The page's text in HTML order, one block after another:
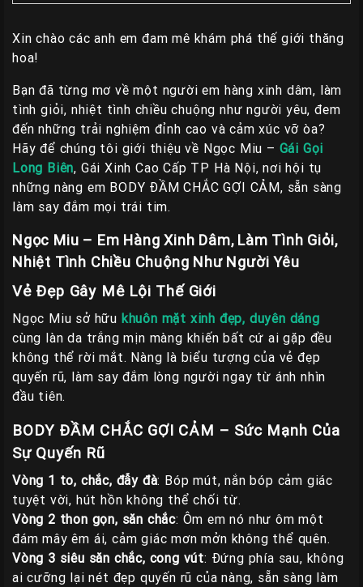
Xin chào các anh em đam mê khám phá thế giới thăng
hoa!
Bạn đã từng mơ về một người em hàng xinh dâm, làm
tình giỏi, nhiệt tình chiều chuộng như người yêu, đem
đến những trải nghiệm đỉnh cao và cảm xúc vỡ òa?
Hãy để chúng tôi giới thiệu về Ngọc Miu – Gái Gọi
Long Biên, Gái Xinh Cao Cấp TP Hà Nội, nơi hội tụ
những nàng em BODY ĐẦM CHẮC GỢI CẢM, sẵn sàng
làm say đắm mọi trái tim.
Ngọc Miu – Em Hàng Xinh Dâm, Làm Tình Giỏi,
Nhiệt Tình Chiều Chuộng Như Người Yêu
Vẻ Đẹp Gây Mê Lội Thế Giới
Ngọc Miu sở hữu khuôn mặt xinh đẹp, duyên dáng
cùng làn da trắng mịn màng khiến bất cứ ai gặp đều
không thể rời mắt. Nàng là biểu tượng của vẻ đẹp
quyến rũ, làm say đắm lòng người ngay từ ánh nhìn
đầu tiên.
BODY ĐẦM CHẮC GỢI CẢM – Sức Mạnh Của
Sự Quyến Rũ
Vòng 1 to, chắc, đẫy đà: Bóp mút, nắn bóp cảm giác
tuyệt vời, hút hồn không thể chối từ.
Vòng 2 thon gọn, săn chắc: Ôm em nó như ôm một
đám mây êm ái, cảm giác mơn mởn không thể quên.
Vòng 3 siêu săn chắc, cong vút: Đứng phía sau, không
ai cưỡng lại nét đẹp quyến rũ của nàng, sẵn sàng làm